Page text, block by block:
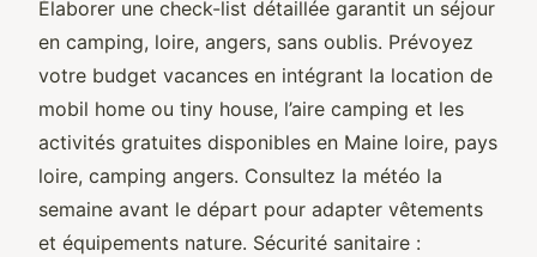
Élaborer une check-list détaillée garantit un séjour
en camping, loire, angers, sans oublis. Prévoyez
votre budget vacances en intégrant la location de
mobil home ou tiny house, l’aire camping et les
activités gratuites disponibles en Maine loire, pays
loire, camping angers. Consultez la météo la
semaine avant le départ pour adapter vêtements
et équipements nature. Sécurité sanitaire :